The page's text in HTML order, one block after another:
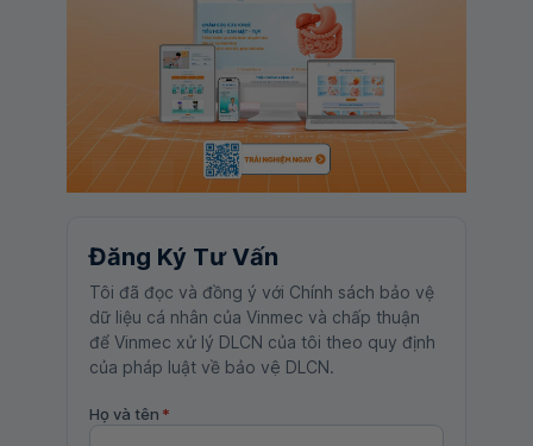
Đăng Ký Tư Vấn
Tôi đã đọc và đồng ý với Chính sách bảo vệ
dữ liệu cá nhân của Vinmec và chấp thuận
để Vinmec xử lý DLCN của tôi theo quy định
của pháp luật về bảo vệ DLCN.
Họ và tên *